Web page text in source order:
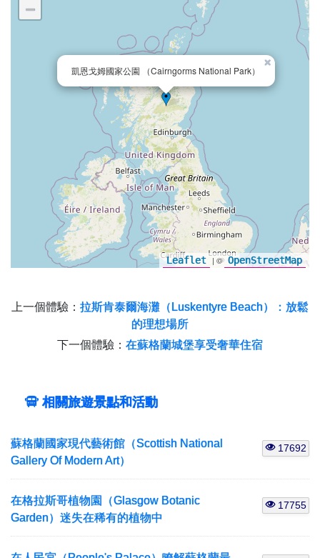
凱恩戈姆國家公園 （Cairngorms National Park）
×
−
Leaflet | © OpenStreetMap
上一個體驗： 拉斯肯泰爾海灘（Luskentyre Beach）：放鬆
的理想場所
下一個體驗： 在蘇格蘭城堡享受奢華住宿
相關旅遊景點和活動
蘇格蘭國家現代藝術館（Scottish National
Gallery Of Modern Art）
17692
在格拉斯哥植物園（Glasgow Botanic
Garden）迷失在稀有的植物中
17755